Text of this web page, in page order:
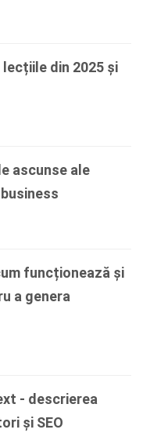
din 2025 și
ascunse ale
funcționează și
a genera
- descrierea
și SEO